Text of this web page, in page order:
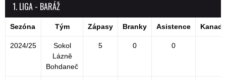
1. LIGA - BARÁŽ
Sezóna Tým Zápasy Branky Asistence
2024/25
Sokol
Lázně
Bohdaneč
5 0 0